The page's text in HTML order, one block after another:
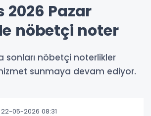
2026 Pazar
nöbetçi noter
sonları nöbetçi noterlikler
sunmaya devam ediyor.
22-05-2026 08:31